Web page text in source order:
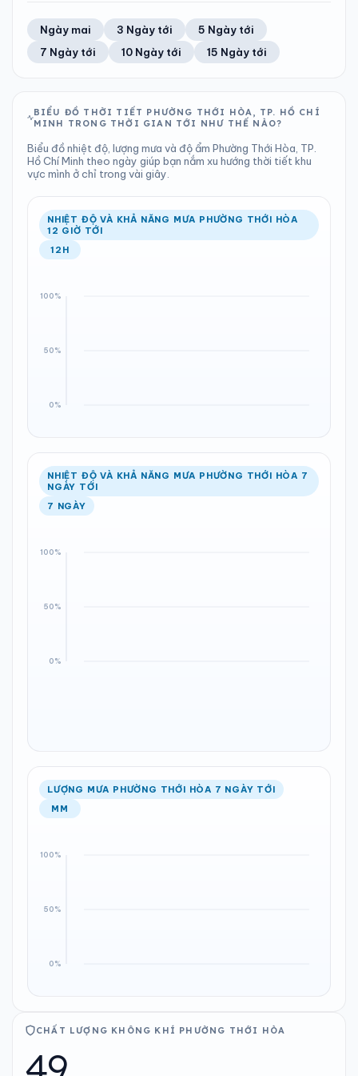
23°C 100%
Khả năng mưa
1.97 mm
Tổng cả ngày
1010 hPa
Bình thường
12
Chỉ số UV
Tốt
Ước lượng
22°C
Ổn định
28%
Khả năng mưa
Trung bình ngày Tốc độ gió
TIA UV TẦM NHÌN
LƯỢNG MƯA
0 mm
Tổng cả ngày
ÁP SUẤT
1010 hPa
Bình thường
Ổn định Khả năng mưa
Ngày mai 3 Ngày tới
5 Ngày tới
7 Ngày tới
10 Ngày tới 15 Ngày tới
BIỂU ĐỒ THỜI TIẾT PHƯỜNG THỚI HÒA, TP. HỒ CHÍ
MINH TRONG THỜI GIAN TỚI NHƯ THẾ NÀO?
Biểu đồ nhiệt độ, lượng mưa và độ ẩm Phường Thới Hòa, TP.
Hồ Chí Minh theo ngày giúp bạn nắm xu hướng thời tiết khu
vực mình ở chỉ trong vài giây.
NHIỆT ĐỘ VÀ KHẢ NĂNG MƯA PHƯỜNG THỚI HÒA
12 GIỜ TỚI
12H
NHIỆT ĐỘ VÀ KHẢ NĂNG MƯA PHƯỜNG THỚI HÒA 7
NGÀY TỚI
7 NGÀY
LƯỢNG MƯA PHƯỜNG THỚI HÒA 7 NGÀY TỚI
MM
CHẤT LƯỢNG KHÔNG KHÍ PHƯỜNG THỚI HÒA